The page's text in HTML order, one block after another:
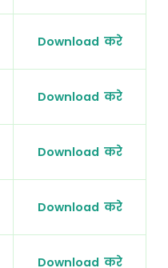
Download करे
Download करे
Download करे
Download करे
Download करे